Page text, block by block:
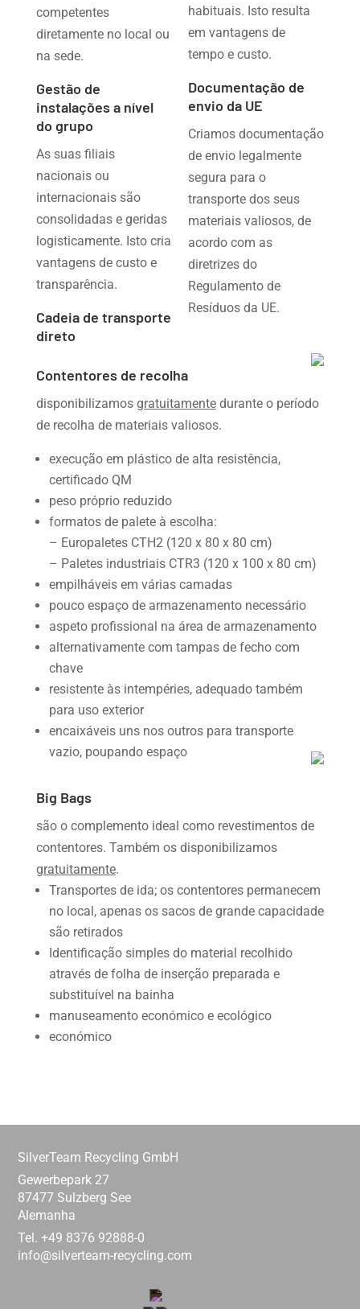
competentes
diretamente no local ou
na sede.
Gestão de
instalações a nível
do grupo
As suas filiais
nacionais ou
internacionais são
consolidadas e geridas
logisticamente. Isto cria
vantagens de custo e
transparência.
Cadeia de transporte
direto
habituais. Isto resulta
em vantagens de
tempo e custo.
Documentação de
envio da UE
Criamos documentação
de envio legalmente
segura para o
transporte dos seus
materiais valiosos, de
acordo com as
diretrizes do
Regulamento de
Resíduos da UE.
Contentores de recolha
disponibilizamos gratuitamentedurante o período
de recolha de materiais valiosos.
execução em plástico de alta resistência,
certificado QM
peso próprio reduzido
formatos de palete à escolha:
– Europaletes CTH2 (120 x 80 x 80 cm)
– Paletes industriais CTR3 (120 x 100 x 80 cm)
empilháveis em várias camadas
pouco espaço de armazenamento necessário
aspeto profissional na área de armazenamento
alternativamente com tampas de fecho com
chave
resistente às intempéries, adequado também
para uso exterior
encaixáveis uns nos outros para transporte
vazio, poupando espaço
Big Bags
são o complemento ideal como revestimentos de
contentores. Também os disponibilizamos
gratuitamente.
Transportes de ida; os contentores permanecem
no local, apenas os sacos de grande capacidade
são retirados
Identificação simples do material recolhido
através de folha de inserção preparada e
substituível na bainha
manuseamento económico e ecológico
económico
SilverTeam Recycling GmbH
Gewerbepark 27
87477 Sulzberg See
Alemanha
Tel. +49 8376 92888-0
info@silverteam-recycling.com